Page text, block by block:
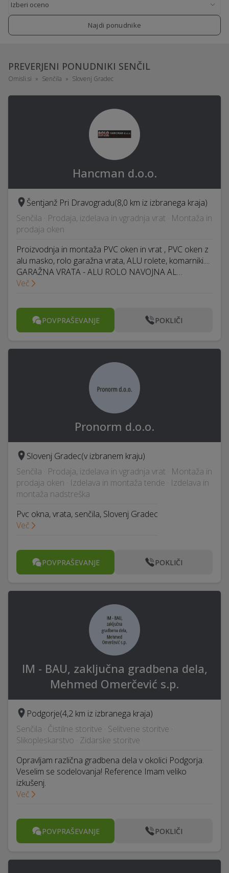
Najdi ponudnike
PREVERJENI PONUDNIKI SENČIL
Omisli.si Senčila Slovenj Gradec
Hancman d.o.o.
Šentjanž Pri Dravogradu(8,0 km iz izbranega kraja)
Senčila · Prodaja, izdelava in vgradnja vrat · Montaža in
prodaja oken
Proizvodnja in montaža PVC oken in vrat , PVC oken z
alu masko, rolo garažna vrata, ALU rolete, komarniki....
GARAŽNA VRATA - ALU ROLO NAVOJNA AL…
Več
POVPRAŠEVANJE POKLIČI
Pronorm d.o.o.
Slovenj Gradec(v izbranem kraju)
Senčila · Prodaja, izdelava in vgradnja vrat · Montaža in
prodaja oken · Izdelava in montaža tende · Izdelava in
montaža nadstreška
Pvc okna, vrata, senčila, Slovenj Gradec
Več
POVPRAŠEVANJE POKLIČI
IM - BAU, zaključna gradbena dela,
Mehmed Omerčević s.p.
Podgorje(4,2 km iz izbranega kraja)
Senčila · Čistilne storitve · Selitvene storitve ·
Slikopleskarstvo · Zidarske storitve
Opravljam različna gradbena dela v okolici Podgorja.
Veselim se sodelovanja! Reference Imam veliko
izkušenj.
Več
POVPRAŠEVANJE POKLIČI